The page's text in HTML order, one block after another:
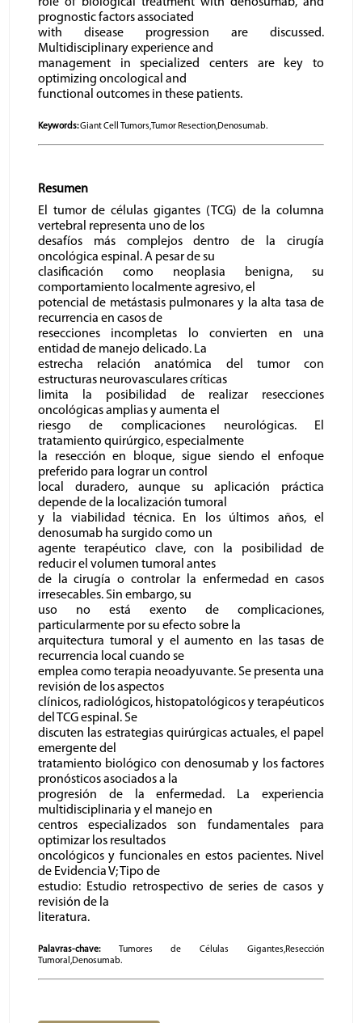
prognostic factors associated
with disease progression are discussed.
Multidisciplinary experience and
management in specialized centers are key to
optimizing oncological and
functional outcomes in these patients.
Keywords:Giant Cell Tumors,Tumor Resection,Denosumab.
Resumen
El tumor de células gigantes (TCG) de la columna
vertebral representa uno de los
desafíos más complejos dentro de la cirugía
oncológica espinal. A pesar de su
clasificación como neoplasia benigna, su
comportamiento localmente agresivo, el
potencial de metástasis pulmonares y la alta tasa de
recurrencia en casos de
resecciones incompletas lo convierten en una
entidad de manejo delicado. La
estrecha relación anatómica del tumor con
estructuras neurovasculares críticas
limita la posibilidad de realizar resecciones
oncológicas amplias y aumenta el
riesgo de complicaciones neurológicas. El
tratamiento quirúrgico, especialmente
la resección en bloque, sigue siendo el enfoque
preferido para lograr un control
local duradero, aunque su aplicación práctica
depende de la localización tumoral
y la viabilidad técnica. En los últimos años, el
denosumab ha surgido como un
agente terapéutico clave, con la posibilidad de
reducir el volumen tumoral antes
de la cirugía o controlar la enfermedad en casos
irresecables. Sin embargo, su
uso no está exento de complicaciones,
particularmente por su efecto sobre la
arquitectura tumoral y el aumento en las tasas de
recurrencia local cuando se
emplea como terapia neoadyuvante. Se presenta una
revisión de los aspectos
clínicos, radiológicos, histopatológicos y terapéuticos
del TCG espinal. Se
discuten las estrategias quirúrgicas actuales, el papel
emergente del
tratamiento biológico con denosumab y los factores
pronósticos asociados a la
progresión de la enfermedad. La experiencia
multidisciplinaria y el manejo en
centros especializados son fundamentales para
optimizar los resultados
oncológicos y funcionales en estos pacientes. Nivel
de Evidencia V; Tipo de
estudio: Estudio retrospectivo de series de casos y
revisión de la
literatura.
Palavras-chave:Tumores de Células Gigantes,Resección
Tumoral,Denosumab.